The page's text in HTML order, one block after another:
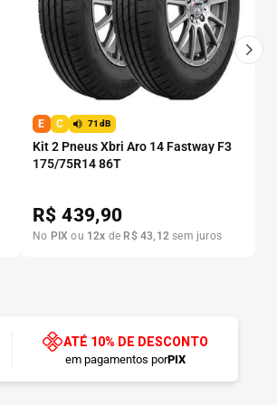
E C 71dB
Kit 2 Pneus Xbri Aro 14 Fastway F3
175/75R14 86T
R$439,90
No PIX ou 12x de R$ 43, 12 sem juros
ATÉ 10% DE DESCONTO
em pagamentos porPIX